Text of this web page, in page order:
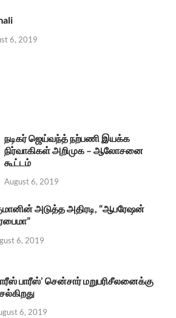
6, 2019
நடிகர் ஜெய்வந்த் நற்பணி இயக்க
நிர்வாகிகள் அறிமுக – ஆலோசனை
கூட்டம்
August 6, 2019
அடுத்த அதிரடி, “ஆபரேஷன்
6, 2019
பாரீஸ்’ சென்சார் மறுபரிசீலனைக்கு
6, 2019